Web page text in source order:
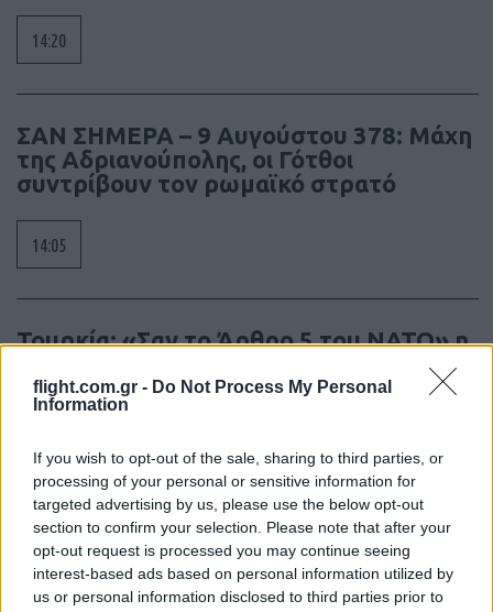
flight.com.gr - Do Not Process My Personal
Information
If you wish to opt-out of the sale, sharing to third parties, or
processing of your personal or sensitive information for
targeted advertising by us, please use the below opt-out
section to confirm your selection. Please note that after your
opt-out request is processed you may continue seeing
interest-based ads based on personal information utilized by
us or personal information disclosed to third parties prior to
14:20
ΣΑΝ ΣΗΜΕΡΑ – 9 Αυγούστου 378: Μάχη
της Αδριανούπολης, οι Γότθοι
συντρίβουν τον ρωμαϊκό στρατό
14:05
Τουρκία: «Σαν το Άρθρο 5 του ΝΑΤΟ» η
αμυντική συμφωνία με Σ. Αραβία και
Πακιστάν – θα μπει και η Αίγυπτος;
12:40
Η Ρωσία έπληξε τρία πλοία με
στρατιωτικό υλικό για την Ουκρανία